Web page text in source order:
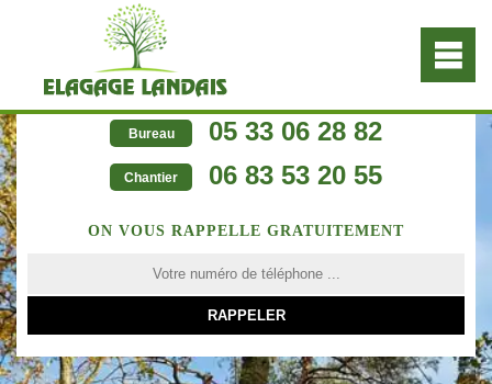
Bureau 05 33 06 28 82
Chantier 06 83 53 20 55
ON VOUS RAPPELLE GRATUITEMENT